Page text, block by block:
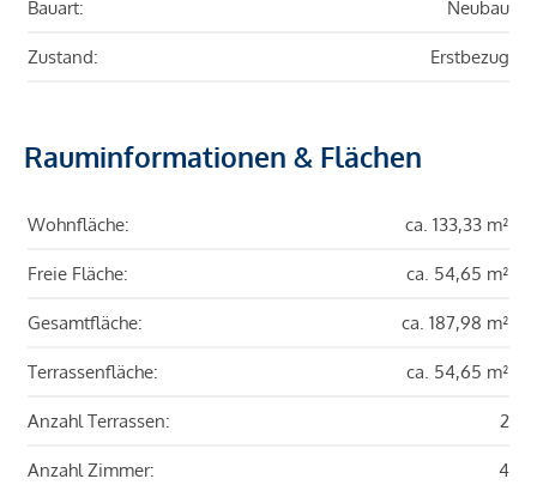
Bauart: Neubau
Zustand: Erstbezug
Rauminformationen & Flächen
Wohnfläche: ca. 133,33 m²
Freie Fläche: ca. 54,65 m²
Gesamtfläche: ca. 187,98 m²
Terrassenfläche: ca. 54,65 m²
Anzahl Terrassen: 2
Anzahl Zimmer: 4